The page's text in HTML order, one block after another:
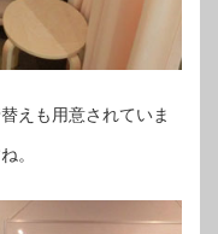
えも用意されていま
。